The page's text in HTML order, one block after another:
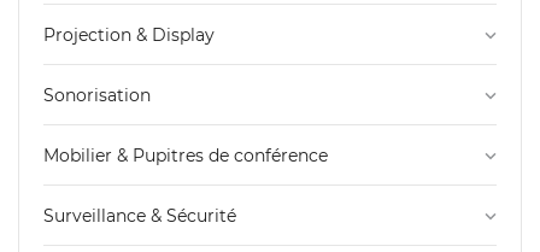
Projection & Display keyboard_arrow_down
Sonorisation keyboard_arrow_down
Mobilier & Pupitres de conférence keyboard_arrow_down
Surveillance & Sécurité keyboard_arrow_down